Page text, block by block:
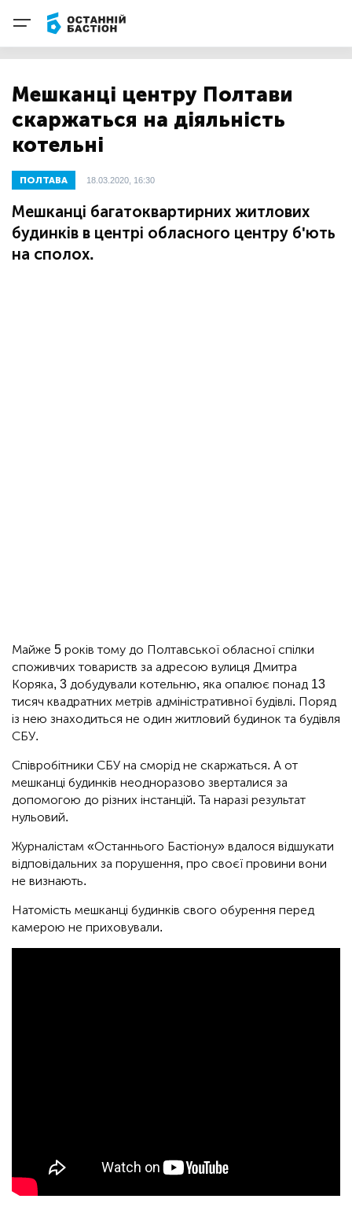
Мешканці центру Полтави
скаржаться на діяльність
котельні
ПОЛТАВА 18.03.2020, 16:30
Мешканці багатоквартирних житлових
будинків в центрі обласного центру б'ють
на сполох.
Майже 5 років тому до Полтавської обласної спілки
споживчих товариств за адресою вулиця Дмитра
Коряка, 3 добудували котельню, яка опалює понад 13
тисяч квадратних метрів адміністративної будівлі. Поряд
із нею знаходиться не один житловий будинок та будівля
СБУ.
Співробітники СБУ на сморід не скаржаться. А от
мешканці будинків неодноразово зверталися за
допомогою до різних інстанцій. Та наразі результат
нульовий.
Журналістам «Останнього Бастіону» вдалося відшукати
відповідальних за порушення, про своєї провини вони
не визнають.
Натомість мешканці будинків свого обурення перед
камерою не приховували.